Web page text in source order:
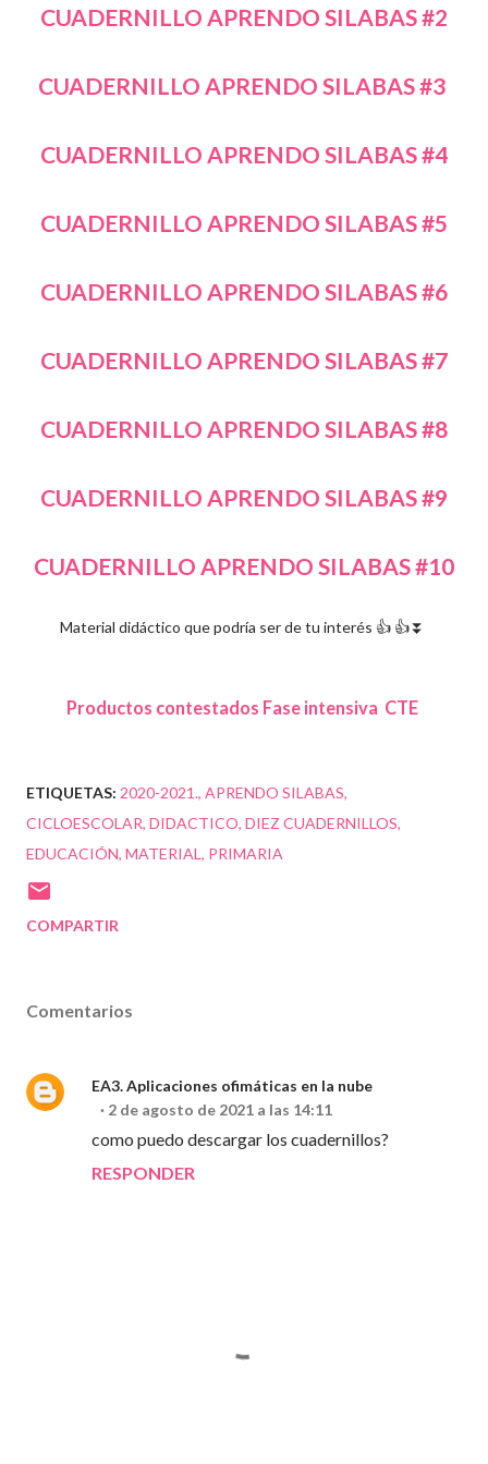
CUADERNILLO APRENDO SILABAS #2
CUADERNILLO APRENDO SILABAS #3
CUADERNILLO APRENDO SILABAS #4
CUADERNILLO APRENDO SILABAS #5
CUADERNILLO APRENDO SILABAS #6
CUADERNILLO APRENDO SILABAS #7
CUADERNILLO APRENDO SILABAS #8
CUADERNILLO APRENDO SILABAS #9
CUADERNILLO APRENDO SILABAS #10
Material didáctico que podría ser de tu interés 👍 👍⏬
Productos contestados Fase intensiva CTE
ETIQUETAS: 2020-2021. APRENDO SILABAS
CICLOESCOLAR DIDACTICO DIEZ CUADERNILLOS
EDUCACIÓN MATERIAL PRIMARIA
COMPARTIR
Comentarios
EA3. Aplicaciones ofimáticas en la nube
2 de agosto de 2021 a las 14:11
como puedo descargar los cuadernillos?
RESPONDER